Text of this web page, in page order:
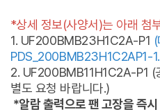
*상세 정보(사양서)는 아래 첨
1. UF200BMB23H1C2A-P1
PDS_200BMB23H1C2AP1-
2. UF200BMB11H1C2A-P1 (
별도 요청 바랍니다.)
*알람 출력으로 팬 고장을 즉